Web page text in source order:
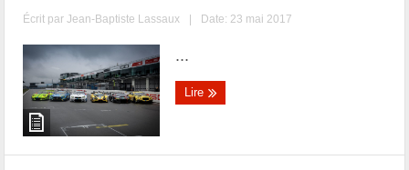
Écrit parJean-Baptiste Lassaux | Date: 23 mai 2017
...
Lire